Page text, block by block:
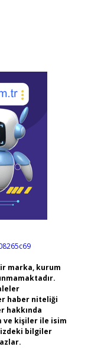
marka, kurum
haber niteliği
hakkında
ve kişiler ile isim
bilgiler